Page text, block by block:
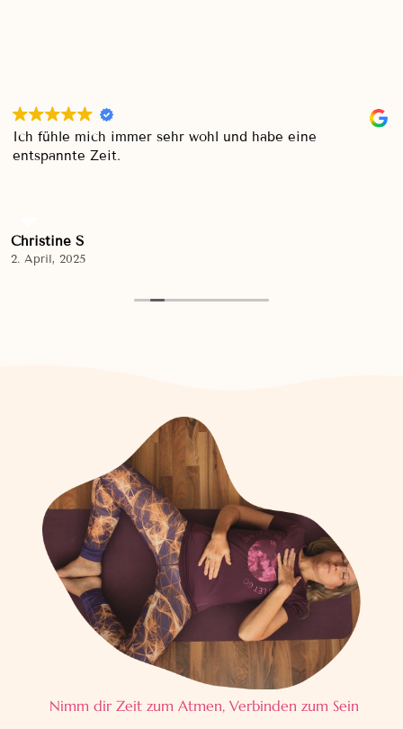
Ich fühle mich immer sehr wohl und habe eine
entspannte Zeit.
Christine S
2. April, 2025
Nimm dir Zeit zum Atmen, Verbinden zum Sein